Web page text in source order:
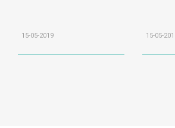
15-05-2019 15-05-